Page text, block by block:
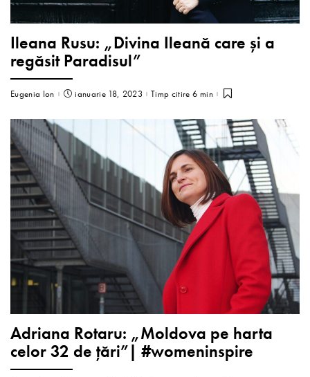
Ileana Rusu: „Divina Ileană care și a
regăsit Paradisul”
Eugenia Ion ianuarie 18, 2023 Timp citire 6 min
Adriana Rotaru: „Moldova pe harta
celor 32 de țări”| #womeninspire